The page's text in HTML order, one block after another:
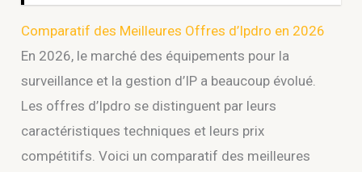
Comparatif des Meilleures Offres d’Ipdro en 2026
En 2026, le marché des équipements pour la
surveillance et la gestion d’IP a beaucoup évolué.
Les offres d’Ipdro se distinguent par leurs
caractéristiques techniques et leurs prix
compétitifs. Voici un comparatif des meilleures